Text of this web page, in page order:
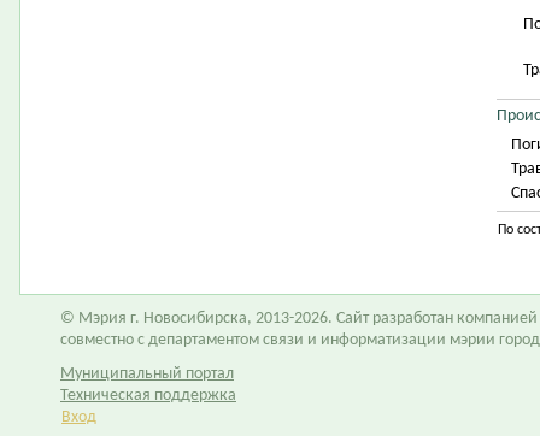
По
© Мэрия г. Новосибирска, 2013-2026. Сайт разработан компанией
совместно с департаментом связи и информатизации мэрии
Муниципальный портал
Техническая поддержка
Вход